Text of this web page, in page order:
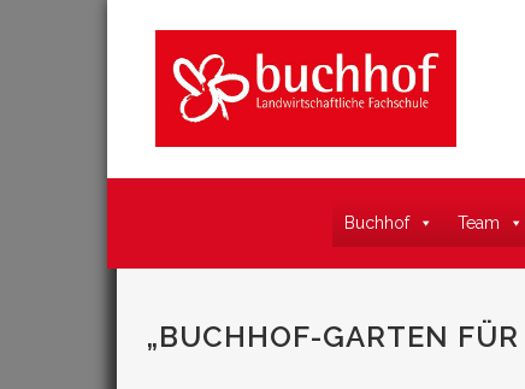
Buchhof Team
„BUCHHOF-GARTEN